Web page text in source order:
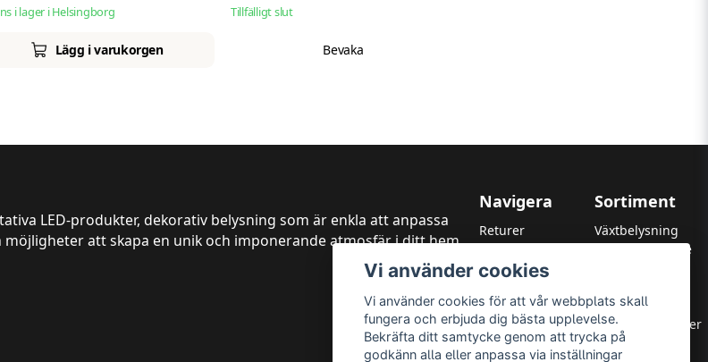
i lager i Helsingborg
Lägg i varukorgen
Tillfälligt slut
Bevaka
LED-produkter, dekorativ belysning som är enkla att anpassa
att skapa en unik och imponerande atmosfär i ditt hem,
Navigera
Returer
Garanti
Om oss
Integritetspolicy
Leverans & Returer
Sortiment
Växtbelysning
LED Strålkastare
LED Downlights
LED Takarmaturer
Tillbehör
Vi använder cookies
Vi använder cookies för att vår webbplats skall
fungera och erbjuda dig bästa upplevelse.
Bekräfta ditt samtycke genom att trycka på
godkänn alla eller anpassa via inställningar